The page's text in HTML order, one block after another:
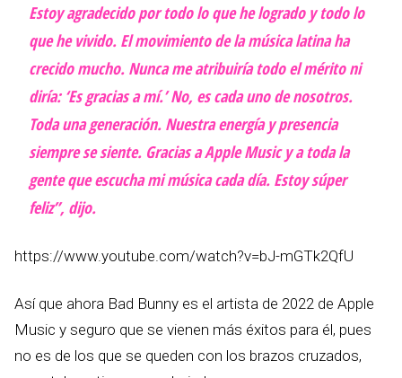
Estoy agradecido por todo lo que he logrado y todo lo
que he vivido. El movimiento de la música latina ha
crecido mucho. Nunca me atribuiría todo el mérito ni
diría: ‘Es gracias a mí.’ No, es cada uno de nosotros.
Toda una generación. Nuestra energía y presencia
siempre se siente. Gracias a Apple Music y a toda la
gente que escucha mi música cada día. Estoy súper
feliz”, dijo.
https://www.youtube.com/watch?v=bJ-mGTk2QfU
Así que ahora Bad Bunny es el artista de 2022 de Apple
Music y seguro que se vienen más éxitos para él, pues
no es de los que se queden con los brazos cruzados,